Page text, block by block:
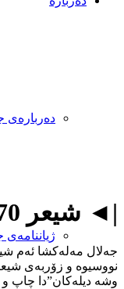
دەربارەی
|◄ شیعر 1970 – 1979
نووسیوە و زۆربەی
وشە دیلەکان”دا چاپ و